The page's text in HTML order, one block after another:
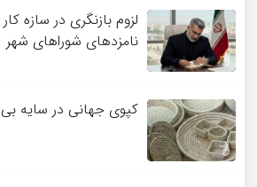
لزوم بازنگری در سازه
نامزدهای شوراهای شهر
کپوی جهانی در سایه